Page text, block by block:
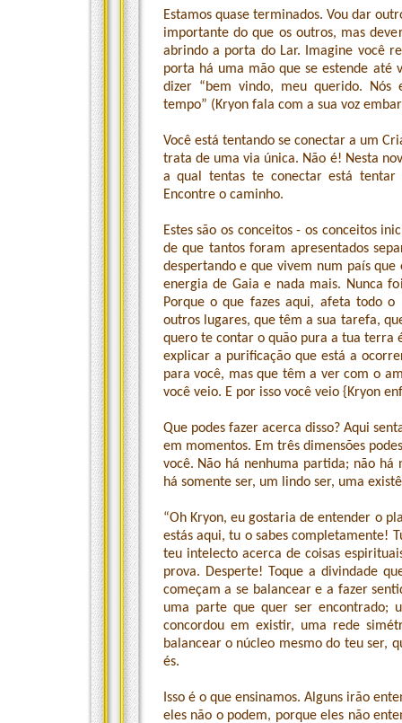
Estamos quase terminados. Vou dar
importante do que os outros, mas
abrindo a porta do Lar. Imagine você
porta há uma mão que se estende até
dizer “bem vindo, meu querido. Nós
tempo” (Kryon fala com a sua voz
Você está tentando se conectar a um
trata de uma via única. Não é! Nesta
a qual tentas te conectar está tentar
Encontre o caminho.
Estes são os conceitos - os conceitos
de que tantos foram apresentados
despertando e que vivem num país
energia de Gaia e nada mais. Nunca
Porque o que fazes aqui, afeta todo
outros lugares, que têm a sua tarefa,
quero te contar o quão pura a tua terra
explicar a purificação que está a
para você, mas que têm a ver com o
você veio. E por isso você veio {Kryon
Que podes fazer acerca disso? Aqui
em momentos. Em três dimensões
você. Não há nenhuma partida; não há
há somente ser, um lindo ser, uma
“Oh Kryon, eu gostaria de entender o
estás aqui, tu o sabes completamente!
teu intelecto acerca de coisas
prova. Desperte! Toque a divindade
começam a se balancear e a fazer
uma parte que quer ser encontrado;
concordou em existir, uma rede
balancear o núcleo mesmo do teu ser,
és.
Isso é o que ensinamos. Alguns irão
eles não o podem, porque eles não